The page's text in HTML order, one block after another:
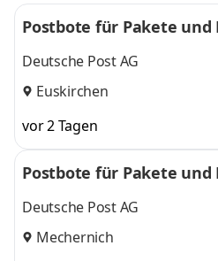
Postbote für Pakete und
Deutsche Post AG
Euskirchen
vor 2 Tagen
Postbote für Pakete und
Deutsche Post AG
Mechernich